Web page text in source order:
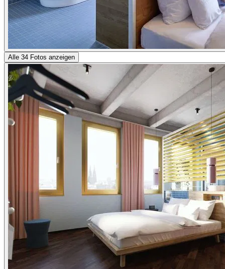
Alle 34 Fotos anzeigen